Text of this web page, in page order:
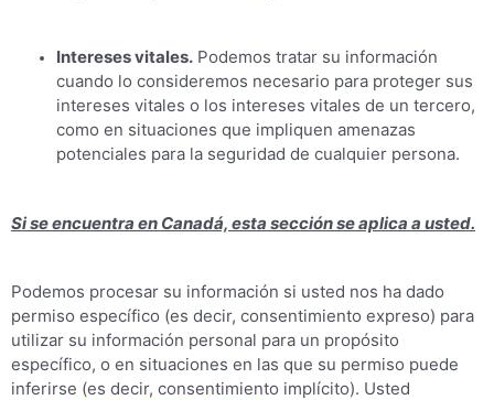
Intereses vitales. Podemos tratar su información
cuando lo consideremos necesario para proteger sus
intereses vitales o los intereses vitales de un tercero,
como en situaciones que impliquen amenazas
potenciales para la seguridad de cualquier persona.
Si se encuentra en Canadá, esta sección se aplica a usted.
Podemos procesar su información si usted nos ha dado
permiso específico (es decir, consentimiento expreso) para
utilizar su información personal para un propósito
específico, o en situaciones en las que su permiso puede
inferirse (es decir, consentimiento implícito). Usted